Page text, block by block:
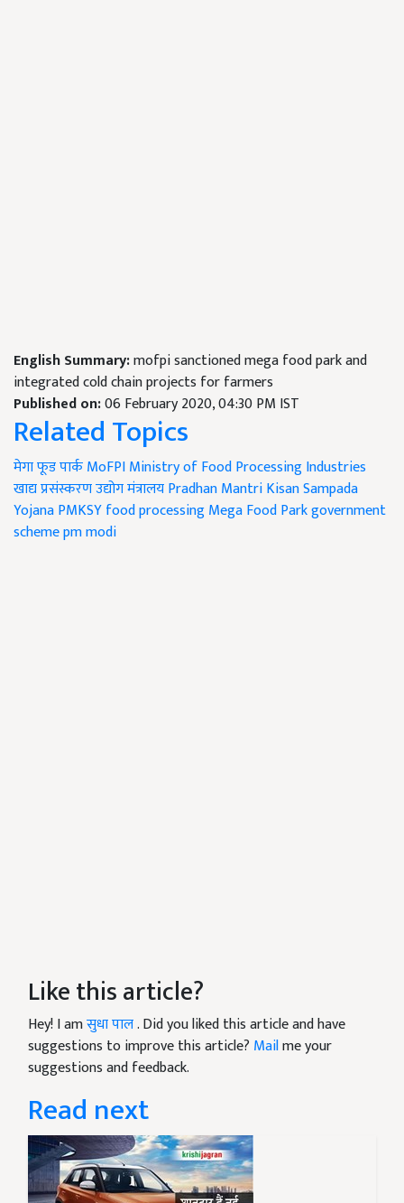
English Summary:mofpi sanctioned mega food park and
integrated cold chain projects for farmers
Published on:06 February 2020, 04:30 PM IST
Related Topics
मेगा फूड पार्कMoFPIMinistry of Food Processing Industries
खाद्य प्रसंस्करण उद्योग मंत्रालयPradhan Mantri Kisan Sampada
YojanaPMKSYfood processingMega Food Parkgovernment
schemepm modi
Like this article?
Hey! I amसुधा पाल. Did you liked this article and have
suggestions to improve this article? Mailme your
suggestions and feedback.
Read next